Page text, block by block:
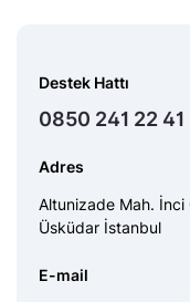
Destek Hattı
0850 241 22 41
Adres
Altunizade Mah. İnci
Üsküdar İstanbul
E-mail